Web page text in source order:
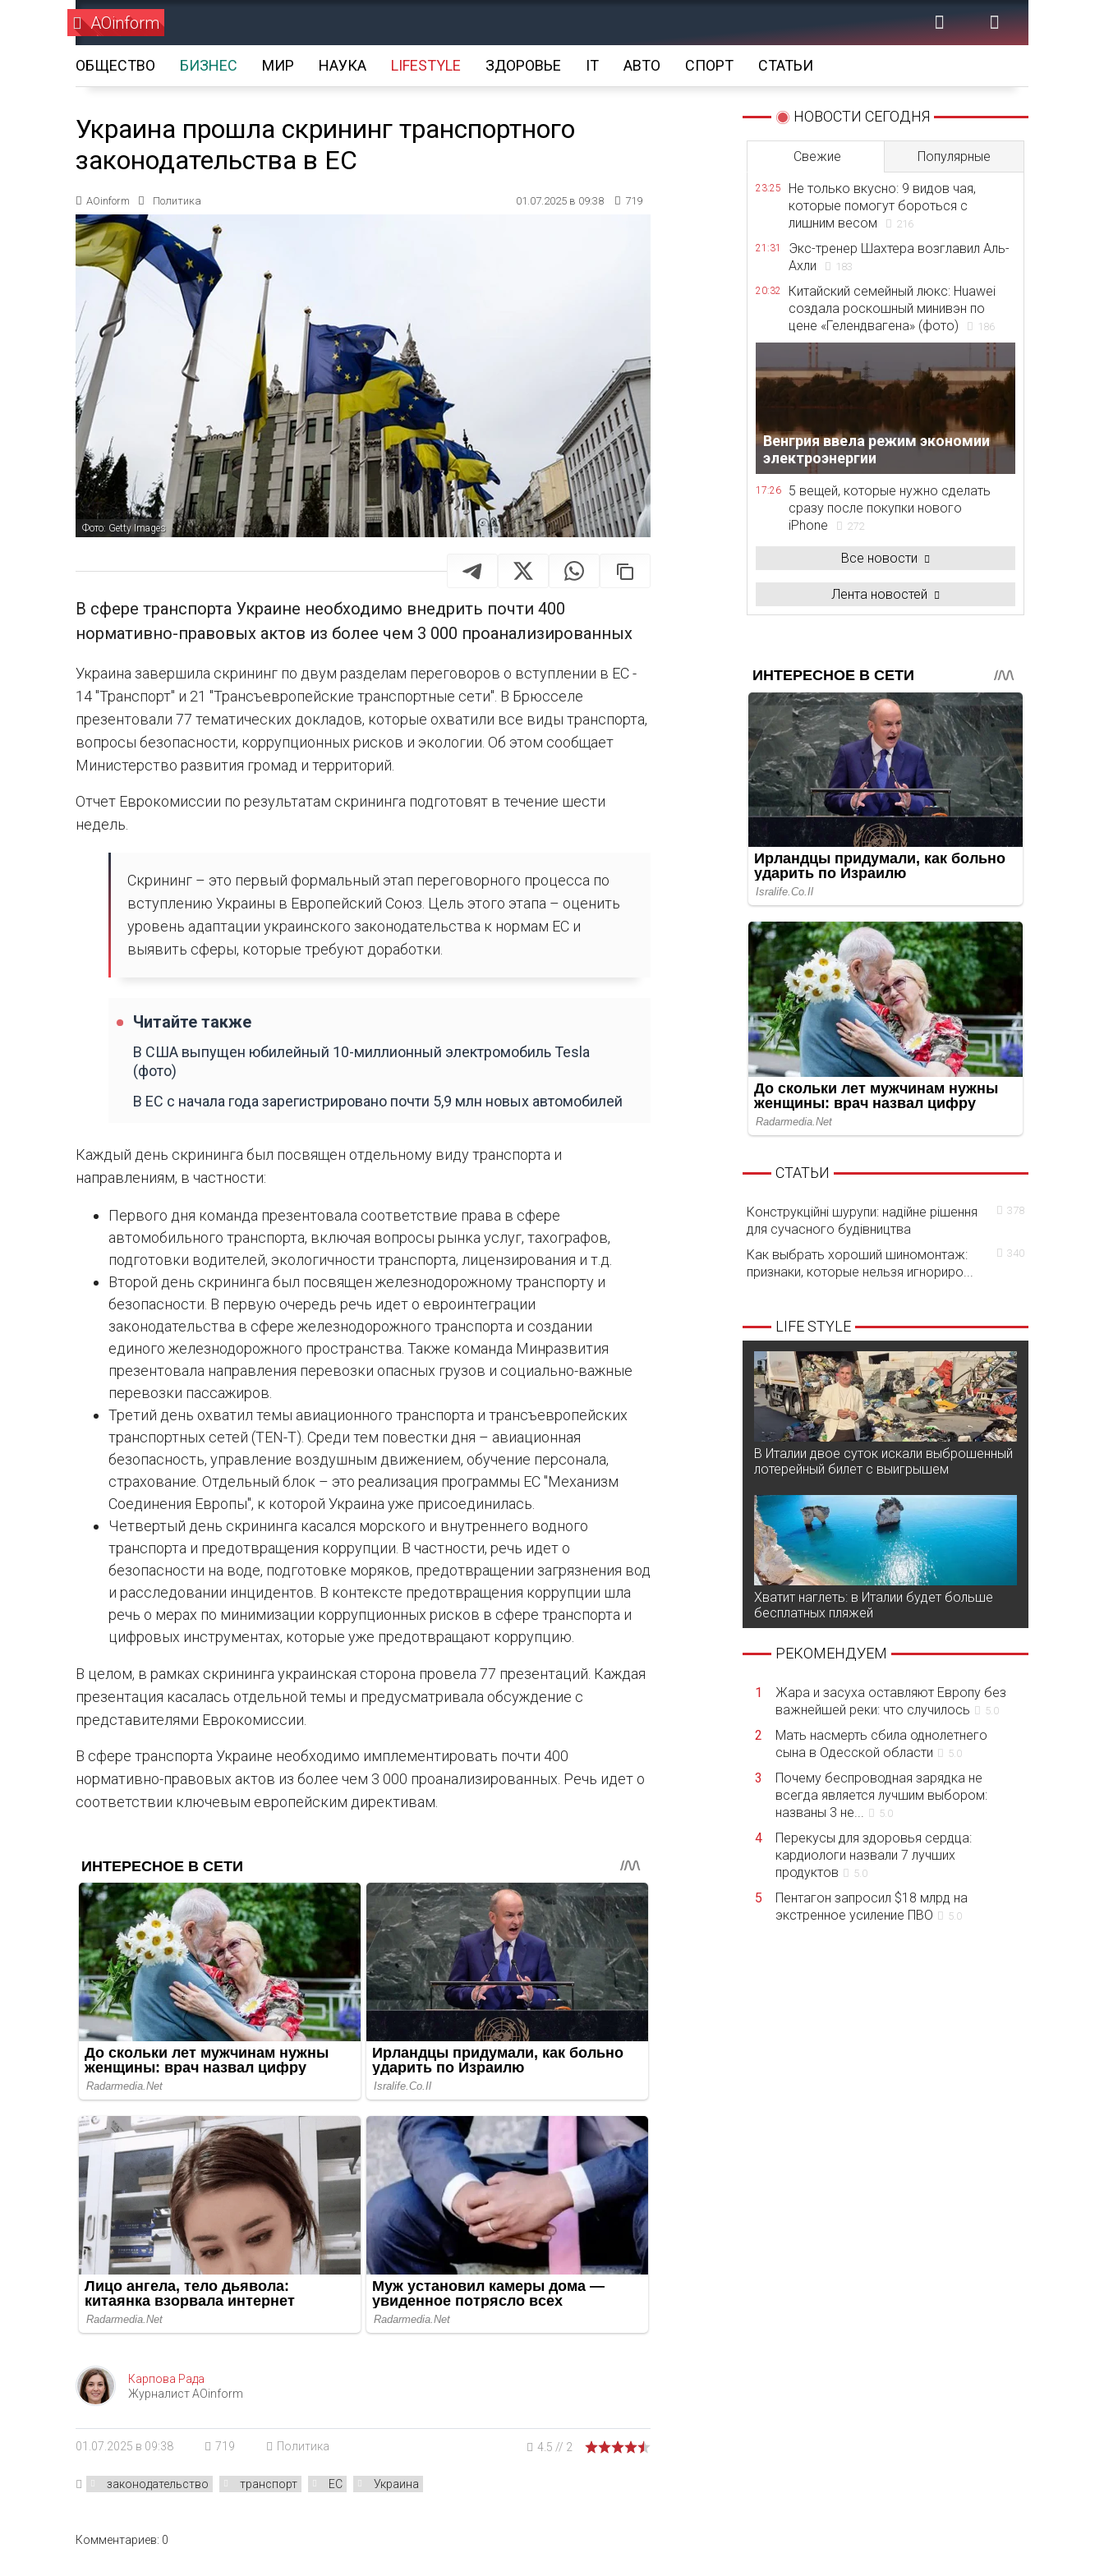
AOinform
ОБЩЕСТВО БИЗНЕС МИР НАУКА LIFESTYLE ЗДОРОВЬЕ IT АВТО СПОРТ СТАТЬИ
Украина прошла скрининг транспортного
законодательства в ЕС
AOinform Политика 01.07.2025 в 09:38 719
Фото: Getty Images
В сфере транспорта Украине необходимо внедрить почти 400
нормативно-правовых актов из более чем 3 000 проанализированных
Украина завершила скрининг по двум разделам переговоров о вступлении в ЕС -
14 "Транспорт" и 21 "Трансъевропейские транспортные сети". В Брюсселе
презентовали 77 тематических докладов, которые охватили все виды транспорта,
вопросы безопасности, коррупционных рисков и экологии. Об этом сообщает
Министерство развития громад и территорий.
Отчет Еврокомиссии по результатам скрининга подготовят в течение шести
недель.
Скрининг – это первый формальный этап переговорного процесса по
вступлению Украины в Европейский Союз. Цель этого этапа – оценить
уровень адаптации украинского законодательства к нормам ЕС и
выявить сферы, которые требуют доработки.
Читайте также
В США выпущен юбилейный 10-миллионный электромобиль Tesla
(фото)
В ЕС с начала года зарегистрировано почти 5,9 млн новых автомобилей
Каждый день скрининга был посвящен отдельному виду транспорта и
направлениям, в частности:
Первого дня команда презентовала соответствие права в сфере
автомобильного транспорта, включая вопросы рынка услуг, тахографов,
подготовки водителей, экологичности транспорта, лицензирования и т.д.
Второй день скрининга был посвящен железнодорожному транспорту и
безопасности. В первую очередь речь идет о евроинтеграции
законодательства в сфере железнодорожного транспорта и создании
единого железнодорожного пространства. Также команда Минразвития
презентовала направления перевозки опасных грузов и социально-важные
перевозки пассажиров.
Третий день охватил темы авиационного транспорта и трансъевропейских
транспортных сетей (TEN-T). Среди тем повестки дня – авиационная
безопасность, управление воздушным движением, обучение персонала,
страхование. Отдельный блок – это реализация программы ЕС "Механизм
Соединения Европы", к которой Украина уже присоединилась.
Четвертый день скрининга касался морского и внутреннего водного
транспорта и предотвращения коррупции. В частности, речь идет о
безопасности на воде, подготовке моряков, предотвращении загрязнения вод
и расследовании инцидентов. В контексте предотвращения коррупции шла
речь о мерах по минимизации коррупционных рисков в сфере транспорта и
цифровых инструментах, которые уже предотвращают коррупцию.
В целом, в рамках скрининга украинская сторона провела 77 презентаций. Каждая
презентация касалась отдельной темы и предусматривала обсуждение с
представителями Еврокомиссии.
В сфере транспорта Украине необходимо имплементировать почти 400
нормативно-правовых актов из более чем 3 000 проанализированных. Речь идет о
соответствии ключевым европейским директивам.
Карпова Рада
Журналист AOinform
01.07.2025 в 09:38 719 Политика 4.5 // 2
законодательство транспорт ЕС Украина
Комментариев: 0
НОВОСТИ СЕГОДНЯ
Свежие Популярные
23:25
Не только вкусно: 9 видов чая,
которые помогут бороться с
лишним весом
216
21:31
Экс-тренер Шахтера возглавил Аль-
Ахли
183
20:32
Китайский семейный люкс: Huawei
создала роскошный минивэн по
цене «Гелендвагена» (фото)
186
Венгрия ввела режим экономии
электроэнергии
17:26
5 вещей, которые нужно сделать
сразу после покупки нового
iPhone
272
Все новости
Лента новостей
СТАТЬИ
Конструкційні шурупи: надійне рішення
для сучасного будівництва
378
Как выбрать хороший шиномонтаж:
признаки, которые нельзя игнориро...
340
LIFE STYLE
В Италии двое суток искали выброшенный
лотерейный билет с выигрышем
Хватит наглеть: в Италии будет больше
бесплатных пляжей
РЕКОМЕНДУЕМ
1
Жара и засуха оставляют Европу без
важнейшей реки: что случилось
5.0
2
Мать насмерть сбила однолетнего
сына в Одесской области
5.0
3
Почему беспроводная зарядка не
всегда является лучшим выбором:
названы 3 не...
5.0
4
Перекусы для здоровья сердца:
кардиологи назвали 7 лучших
продуктов
5.0
5
Пентагон запросил $18 млрд на
экстренное усиление ПВО
5.0